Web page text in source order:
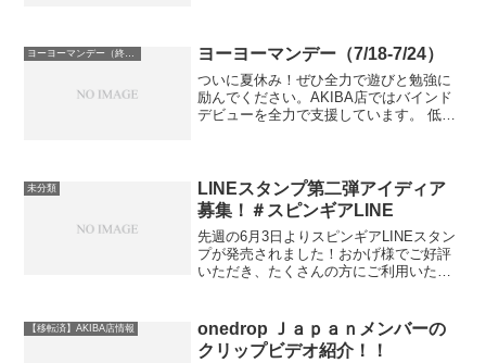
ヨーヨーマンデー（7/18-7/24）
ついに夏休み！ぜひ全力で遊びと勉強に
励んでください。AKIBA店ではバインド
デビューを全力で支援しています。 低価
に遊びに来てくださ...
未分類
LINEスタンプ第二弾アイディア
募集！＃スピンギアLINE
先週の6月3日よりスピンギアLINEスタン
プが発売されました！おかげ様でご好評
いただき、たくさんの方にご利用いただ
今日は少し掘り下げてお話したいと思い
ます。 スピンギ...
【移転済】AKIBA店情報
onedrop Ｊａｐａｎメンバーの
クリップビデオ紹介！！